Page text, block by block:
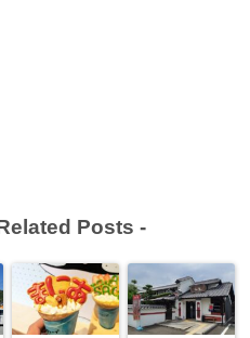
Posts -